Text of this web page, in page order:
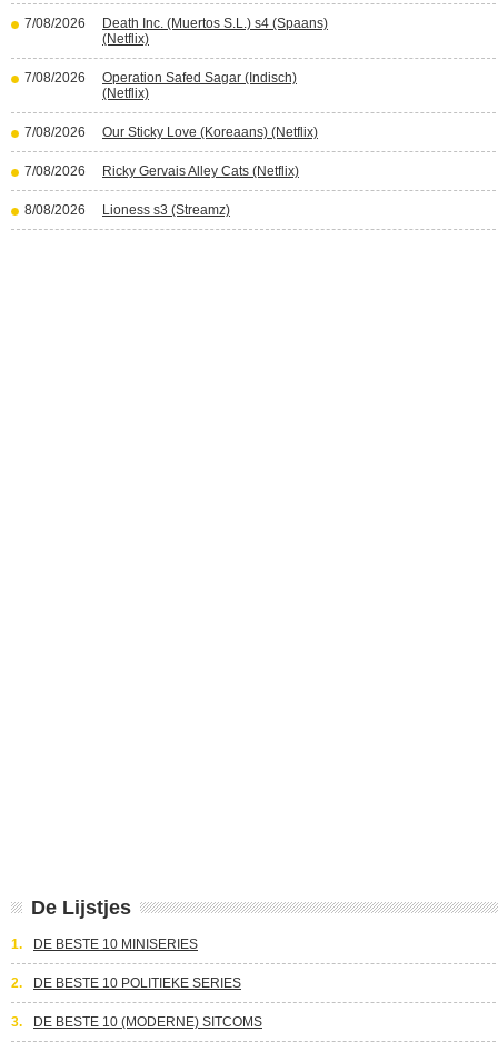
7/08/2026
Death Inc. (Muertos S.L.) s4 (Spaans)
(Netflix)
7/08/2026
Operation Safed Sagar (Indisch)
(Netflix)
7/08/2026 Our Sticky Love (Koreaans) (Netflix)
7/08/2026 Ricky Gervais Alley Cats (Netflix)
8/08/2026 Lioness s3 (Streamz)
De Lijstjes
1. DE BESTE 10 MINISERIES
2. DE BESTE 10 POLITIEKE SERIES
3. DE BESTE 10 (MODERNE) SITCOMS